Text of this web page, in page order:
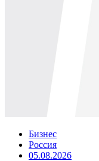
Бизнес
Россия
05.08.2026